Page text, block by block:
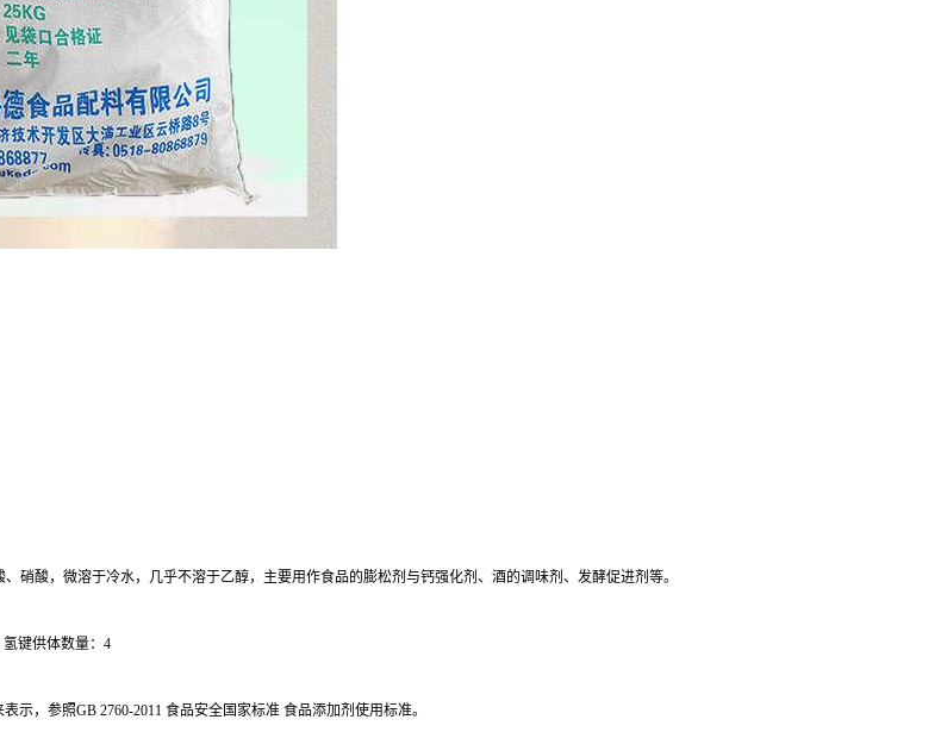
硝酸，微溶于冷水，几乎不溶于乙醇，主要用作食品的膨松剂与钙强化剂、酒的调味剂、发酵促进剂等。
键供体数量：4
，参照GB 2760-2011 食品安全国家标准 食品添加剂使用标准。